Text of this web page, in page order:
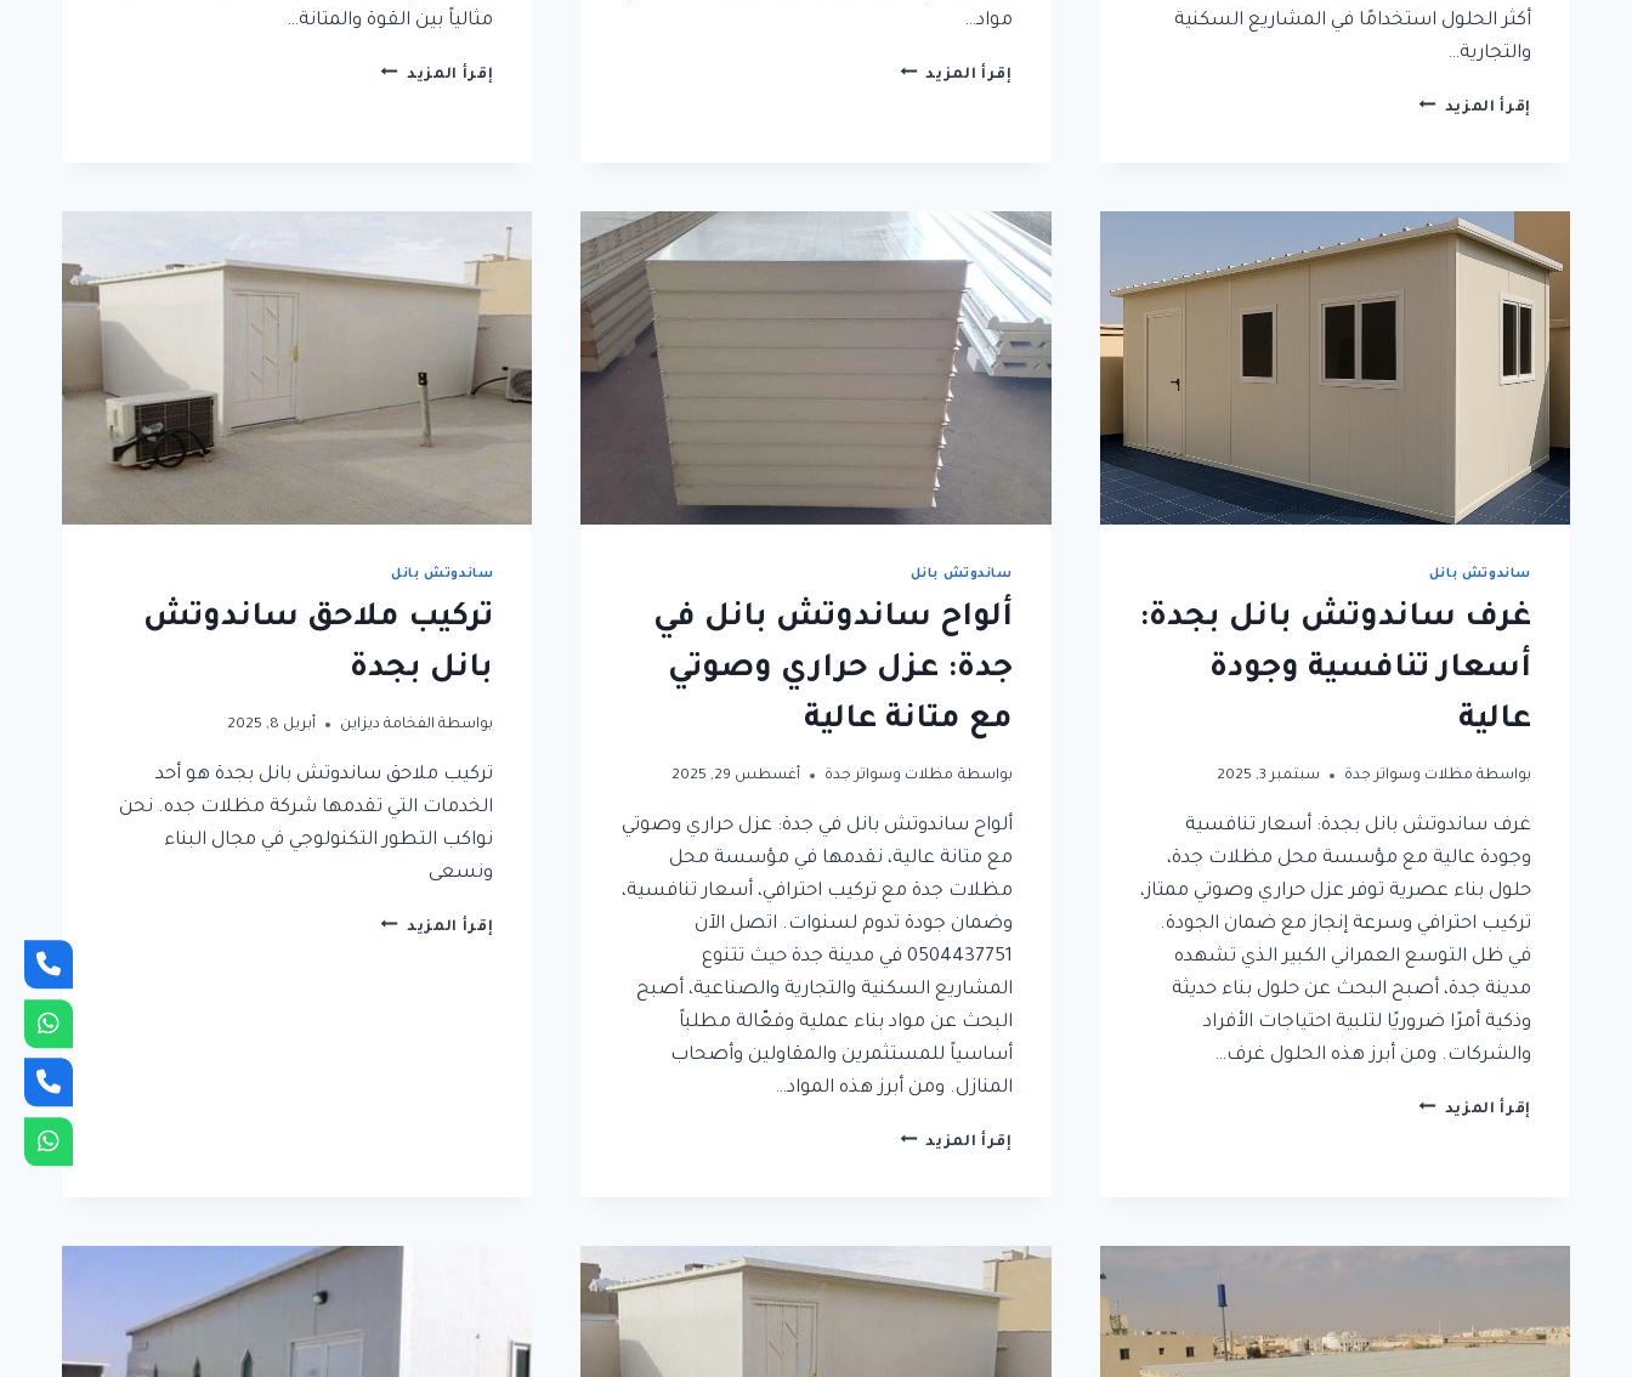
أكثر الحلول استخدامًا في المشاريع السكنية
والتجارية…
إقرأ المزيد توريد
جدة
مواد…
إقرأ المزيد تركيب
غرف
مثالياً بين القوة والمتانة…
إقرأ المزيد تركيب
مثالي
ساندوتش بانل
غرف ساندوتش بانل بجدة:
أسعار تنافسية وجودة
عالية
بواسطة مظلات وسواتر جدة سبتمبر 3, 2025
غرف ساندوتش بانل بجدة: أسعار تنافسية
وجودة عالية مع مؤسسة محل مظلات جدة،
حلول بناء عصرية توفر عزل حراري وصوتي ممتاز،
تركيب احترافي وسرعة إنجاز مع ضمان الجودة.
في ظل التوسع العمراني الكبير الذي تشهده
مدينة جدة، أصبح البحث عن حلول بناء حديثة
وذكية أمرًا ضروريًا لتلبية احتياجات الأفراد
والشركات. ومن أبرز هذه الحلول غرف…
إقرأ المزيد غرف
ساندوتش بانل
ألواح ساندوتش بانل في
جدة: عزل حراري وصوتي
مع متانة عالية
بواسطة مظلات وسواتر جدة أغسطس 29, 2025
ألواح ساندوتش بانل في جدة: عزل حراري وصوتي
مع متانة عالية، نقدمها في مؤسسة محل
مظلات جدة مع تركيب احترافي، أسعار تنافسية،
وضمان جودة تدوم لسنوات. اتصل الآن
0504437751 في مدينة جدة حيث تتنوع
المشاريع السكنية والتجارية والصناعية، أصبح
البحث عن مواد بناء عملية وفعّالة مطلباً
أساسياً للمستثمرين والمقاولين وأصحاب
المنازل. ومن أبرز هذه المواد…
إقرأ المزيد ألواح
حراري
ساندوتش بانل
تركيب ملاحق ساندوتش
بانل بجدة
بواسطة الفخامة ديزاين أبريل 8, 2025
تركيب ملاحق ساندوتش بانل بجدة هو أحد
الخدمات التي تقدمها شركة مظلات جده. نحن
نواكب التطور التكنولوجي في مجال البناء
ونسعى
إقرأ المزيد تركيب